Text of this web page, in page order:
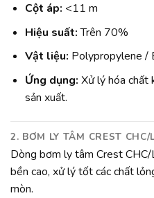
Cột áp: <11 m
Hiệu suất:Trên 70%
Vật liệu: Polypropylene /
Ứng dụng: Xử lý hóa chất
sản xuất.
2. BƠM LY TÂM CREST
Dòng bơm ly tâm Crest
bền cao, xử lý tốt các chất
mòn.